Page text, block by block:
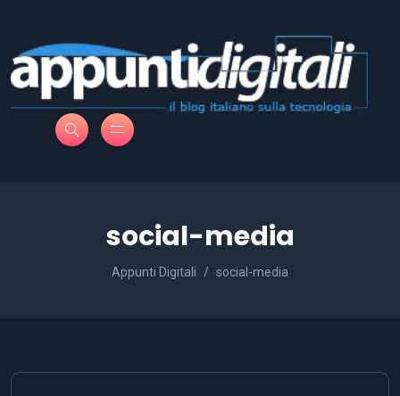
social-media
Appunti Digitali social-media